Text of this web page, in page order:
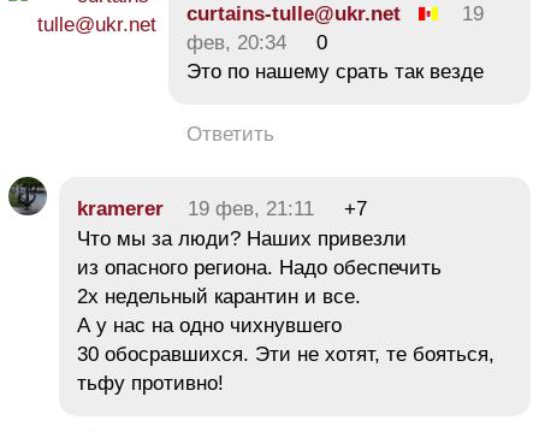
curtains-tulle@ukr.net
19
фев, 20:34
0
Это по нашему срать так везде
Ответить
kramerer 19 фев, 21:11
+7
Что мы за люди? Наших привезли
из опасного региона. Надо обеспечить
2х недельный карантин и все.
А у нас на одно чихнувшего
30 обосравшихся. Эти не хотят, те бояться,
тьфу противно!